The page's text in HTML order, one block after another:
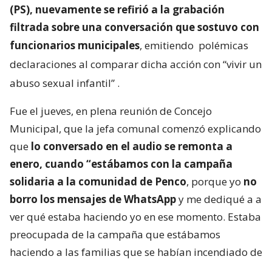
(PS), nuevamente se refirió a la grabación
filtrada sobre una conversación que sostuvo con
funcionarios municipales, emitiendo polémicas
declaraciones al comparar dicha acción con “vivir un
abuso sexual infantil” .
Fue el jueves, en plena reunión de Concejo
Municipal, que la jefa comunal comenzó explicando
que lo conversado en el audio se remonta a
enero, cuando “estábamos con la campaña
solidaria a la comunidad de Penco, porque yo no
borro los mensajes de WhatsAppy me dediqué a a
ver qué estaba haciendo yo en ese momento. Estaba
preocupada de la campaña que estábamos
haciendo a las familias que se habían incendiado de